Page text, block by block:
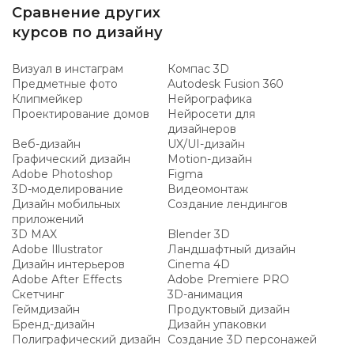
Сравнение других
курсов по дизайну
Визуал в инстаграм
Компас 3D
Предметные фото
Autodesk Fusion 360
Клипмейкер
Нейрографика
Проектирование домов
Нейросети для
дизайнеров
Веб-дизайн
UX/UI-дизайн
Графический дизайн
Motion-дизайн
Adobe Photoshop
Figma
3D-моделирование
Видеомонтаж
Дизайн мобильных
приложений
Создание лендингов
3D MAX
Blender 3D
Adobe Illustrator
Ландшафтный дизайн
Дизайн интерьеров
Cinema 4D
Adobe After Effects
Adobe Premiere PRO
Скетчинг
3D-анимация
Геймдизайн
Продуктовый дизайн
Бренд-дизайн
Дизайн упаковки
Полиграфический дизайн
Создание 3D персонажей